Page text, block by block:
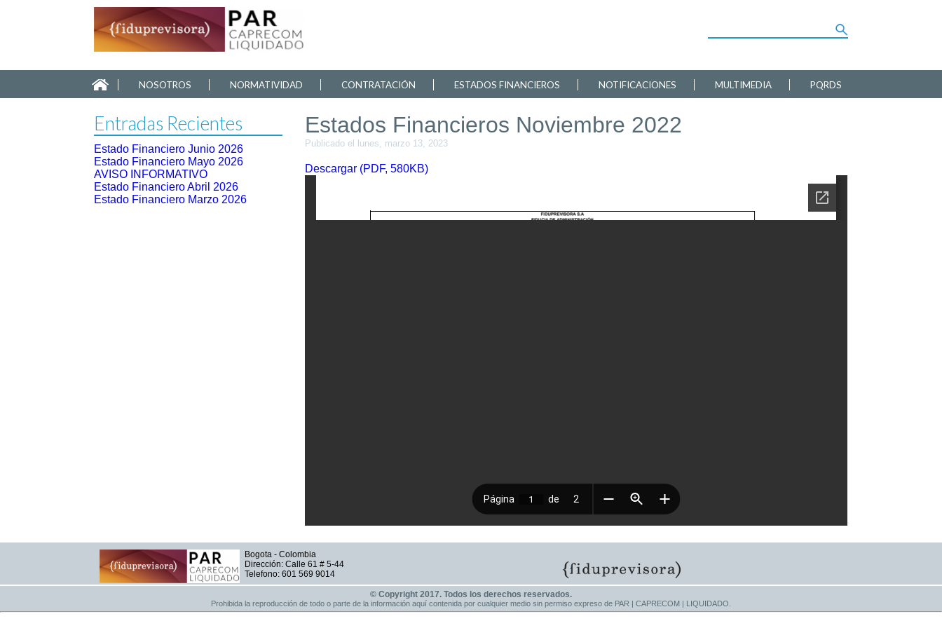
NOSOTROS NORMATIVIDAD CONTRATACIÓN ESTADOS FINANCIEROS NOTIFICACIONES MULTIMEDIA PQRDS
Entradas Recientes
Estado Financiero Junio 2026
Estado Financiero Mayo 2026
AVISO INFORMATIVO
Estado Financiero Abril 2026
Estado Financiero Marzo 2026
Estados Financieros Noviembre 2022
Publicado el lunes, marzo 13, 2023
Descargar (PDF, 580KB)
Bogota - Colombia
Dirección: Calle 61 # 5-44
Telefono: 601 569 9014
© Copyright 2017. Todos los derechos reservados.
Prohibida la reproducción de todo o parte de la información aquí contenida por cualquier medio sin permiso expreso de PAR | CAPRECOM | LIQUIDADO.